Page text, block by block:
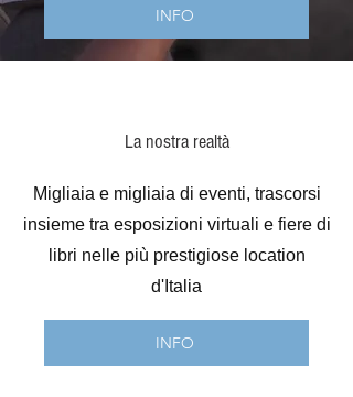
INFO
La nostra realtà
Migliaia e migliaia di eventi, trascorsi
insieme tra esposizioni virtuali e fiere di
libri nelle più prestigiose location
d'Italia
INFO